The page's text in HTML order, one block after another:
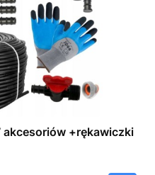
akcesoriów +rękawiczki